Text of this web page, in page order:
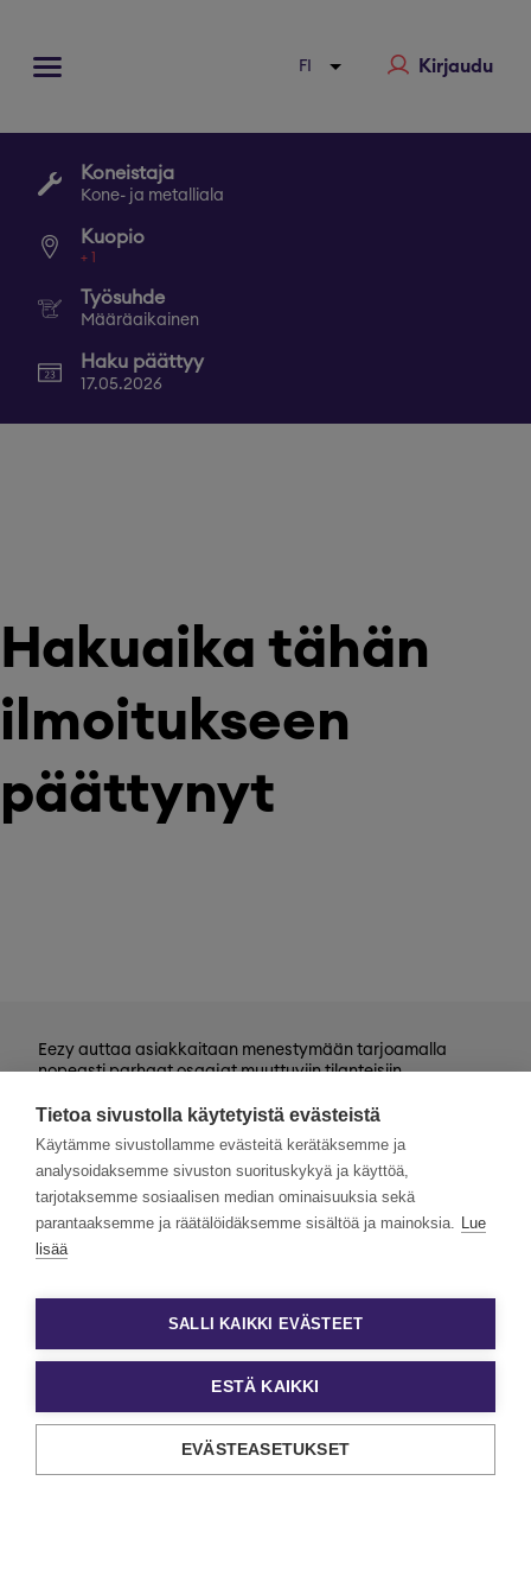
Kirjaudu
Koneistaja
Kone- ja metalliala
Kuopio
+ 1
Työsuhde
Määräaikainen
Haku päättyy
17.05.2026
Hakuaika tähän
ilmoitukseen
päättynyt
Eezy auttaa asiakkaitaan menestymään tarjoamalla
nopeasti parhaat osaajat muuttuviin tilanteisiin
kevytyrittäjyys ja muut työelämän
asiantuntijapalvelumme tarjoavat monipuolisimmat keinot
työn ja tekijöiden kohtaamiseen.
Haluamme rakentaa monimuotoista ja yhdenvertaista
Eezyä. Toivomme hakemuksia kaikenlaisista taustoista
tulevilta päteviltä hakijoilta. Noudatamme aina tasa-
arvoista ja läpinäkyvää rekrytointiprosessia. Uskomme
Tietoa sivustolla käytetyistä evästeistä
Käytämme sivustollamme evästeitä kerätäksemme ja
analysoidaksemme sivuston suorituskykyä ja käyttöä,
tarjotaksemme sosiaalisen median ominaisuuksia sekä
parantaaksemme ja räätälöidäksemme sisältöä ja mainoksia. Lue
lisää
SALLI KAIKKI EVÄSTEET
ESTÄ KAIKKI
EVÄSTEASETUKSET